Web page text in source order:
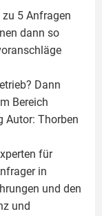
5 Anfragen
dann so
Dann
Bereich
Autor: Thorben
für
in
und den
und